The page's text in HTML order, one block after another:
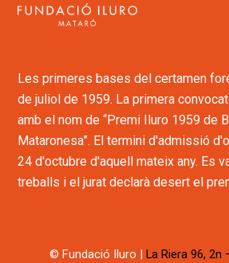
Les primeres bases del certamen
de juliol de 1959. La primera
amb el nom de “Premi Iluro 1959 de
Mataronesa”. El termini d'admissió
24 d'octubre d'aquell mateix any. Es
treballs i el jurat declarà desert el
© Fundació Iluro | La Riera 96, 2n